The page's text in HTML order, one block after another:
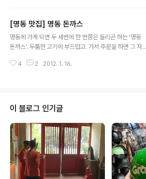
데, 역시나 단연 가장 유명한 집. 가게 밖의 육회 저장 냉장
고는 쉼없이 돌아간다. 가게 명함. 2호점도 있나보다. 매월
첫째주 일요일은 휴무란다. 대개 나이가 지긋하신 분들이
하고 편안한 그런 장소! 추천!!!
[명동 맛집] 명동 돈까스
명동에 가게 되면 두 세번에 한 번쯤은 들리곤 하는 '명동
돈까스'. 두툼한 고기에 부드럽고. 가서 주문을 하면 그 자
다. 처음 찾았을 때는 8000원 이었던 것이 이제는 11,000
붙어있지는 앉다. 젓가락질을 잘못하면 튀김옷과 고기가
분리되어 접시를 돌아다닌다ㅠ 메뉴는 로스가스, 히레가
스, 코돈부르, 생선까스 정도?? 다른 것은 9,000~11,000
코돈부르는 15,000원 선. 이 날 찍었던 뜬금없는 명동 골
목길 풍경. 돈까스를 튀기는 모습. 테이블이 이런 식..
4 2 2012. 1. 16.
이 블로그 인기글